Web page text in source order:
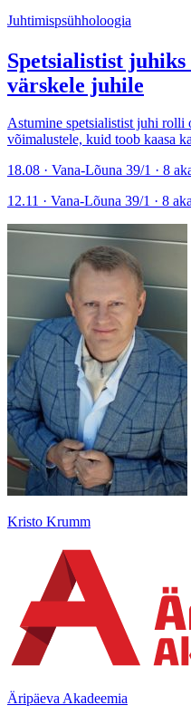
Juhtimispsühholoogia
Spetsialistist
värskele juhile
Astumine spetsialistist juhi rolli
võimalustele, kuid toob kaasa
18.08 · Vana-Lõuna 39/1 · 8
12.11 · Vana-Lõuna 39/1 · 8
Kristo Krumm
Äripäeva Akadeemia